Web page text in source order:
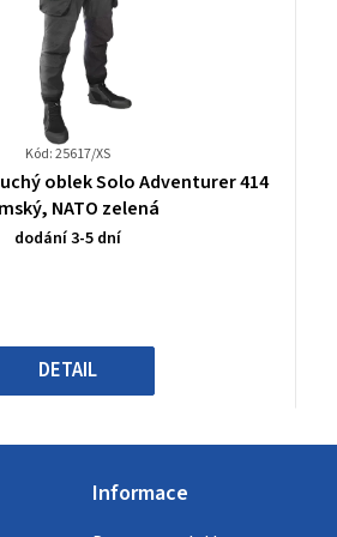
Kód: 25617/XS
Průměrné
hodnocení
produktu
hvězdiček.
oblek Solo Adventurer 414
NATO zelená
dodání 3-5 dní
DETAIL
Informace